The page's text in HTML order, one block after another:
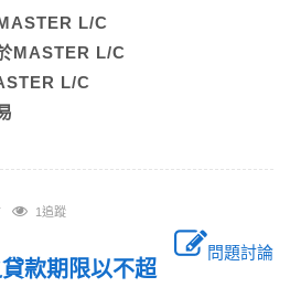
L/C
MASTER L/C
L/C
1追蹤
問題討論
款期限以不超